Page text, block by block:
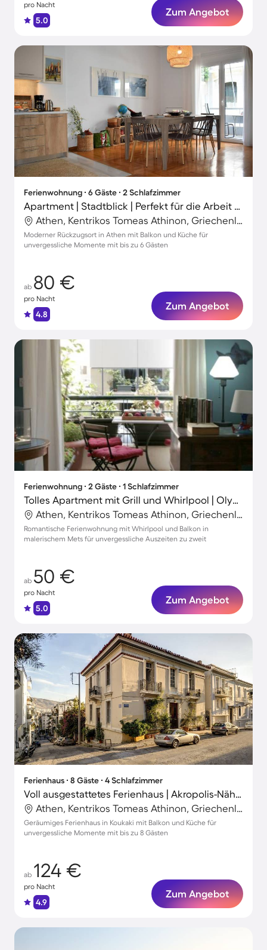
pro Nacht
5.0
Zum Angebot
Ferienwohnung ∙ 6 Gäste ∙ 2 Schlafzimmer
Apartment | Stadtblick | Perfekt für die Arbeit von Zuhause
Athen, Kentrikos Tomeas Athinon, Griechenland
Moderner Rückzugsort in Athen mit Balkon und Küche für
unvergessliche Momente mit bis zu 6 Gästen
ab 80 €
pro Nacht
4.8
Zum Angebot
Ferienwohnung ∙ 2 Gäste ∙ 1 Schlafzimmer
Tolles Apartment mit Grill und Whirlpool | Olympieion in der Nähe
Athen, Kentrikos Tomeas Athinon, Griechenland
Romantische Ferienwohnung mit Whirlpool und Balkon in
malerischem Mets für unvergessliche Auszeiten zu zweit
ab 50 €
pro Nacht
5.0
Zum Angebot
Ferienhaus ∙ 8 Gäste ∙ 4 Schlafzimmer
Voll ausgestattetes Ferienhaus | Akropolis-Nähe | Perfekt für die Arbeit von Zuhause
Athen, Kentrikos Tomeas Athinon, Griechenland
Geräumiges Ferienhaus in Koukaki mit Balkon und Küche für
unvergessliche Momente mit bis zu 8 Gästen
ab 124 €
pro Nacht
4.9
Zum Angebot